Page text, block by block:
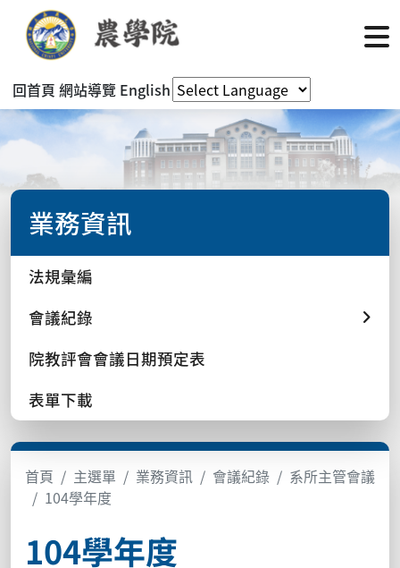
回首頁 網站導覽 English
業務資訊
法規彙編
會議紀錄
院教評會會議日期預定表
表單下載
首頁 主選單 業務資訊 會議紀錄
系所主管會議
104學年度
104學年度